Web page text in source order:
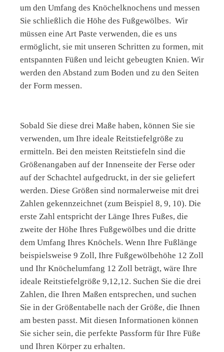
um den Umfang des Knöchelknochens und messen
Sie schließlich die Höhe des Fußgewölbes. Wir
müssen eine Art Paste verwenden, die es uns
ermöglicht, sie mit unseren Schritten zu formen, mit
entspannten Füßen und leicht gebeugten Knien. Wir
werden den Abstand zum Boden und zu den Seiten
der Form messen.
Sobald Sie diese drei Maße haben, können Sie sie
verwenden, um Ihre ideale Reitstiefelgröße zu
ermitteln. Bei den meisten Reitstiefeln sind die
Größenangaben auf der Innenseite der Ferse oder
auf der Schachtel aufgedruckt, in der sie geliefert
werden. Diese Größen sind normalerweise mit drei
Zahlen gekennzeichnet (zum Beispiel 8, 9, 10). Die
erste Zahl entspricht der Länge Ihres Fußes, die
zweite der Höhe Ihres Fußgewölbes und die dritte
dem Umfang Ihres Knöchels. Wenn Ihre Fußlänge
beispielsweise 9 Zoll, Ihre Fußgewölbehöhe 12 Zoll
und Ihr Knöchelumfang 12 Zoll beträgt, wäre Ihre
ideale Reitstiefelgröße 9,12,12. Suchen Sie die drei
Zahlen, die Ihren Maßen entsprechen, und suchen
Sie in der Größentabelle nach der Größe, die Ihnen
am besten passt. Mit diesen Informationen können
Sie sicher sein, die perfekte Passform für Ihre Füße
und Ihren Körper zu erhalten.